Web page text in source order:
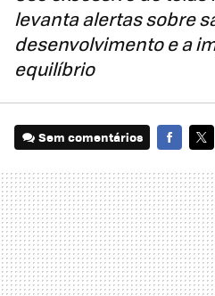
levanta alertas sobre
desenvolvimento e a
equilíbrio
Sem comentários